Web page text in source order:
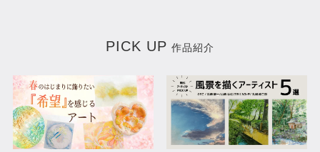
PICK UP 作品紹介